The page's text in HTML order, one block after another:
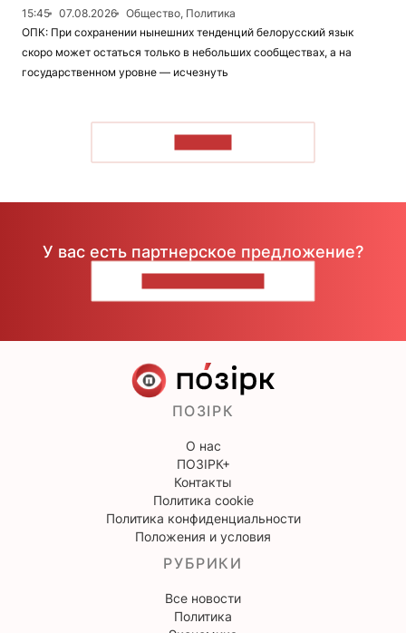
15:45
07.08.2026
Общество, Политика
ОПК: При сохранении нынешних тенденций белорусский язык
скоро может остаться только в небольших сообществах, а на
государственном уровне — исчезнуть
У вас есть партнерское предложение?
ПОЗІРК
О нас
ПОЗІРК+
Контакты
Политика cookie
Политика конфиденциальности
Положения и условия
РУБРИКИ
Все новости
Политика